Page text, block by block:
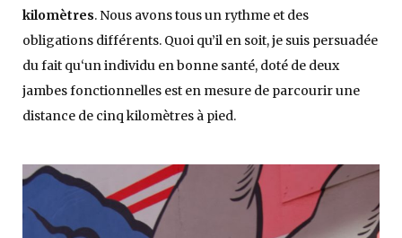
kilomètres. Nous avons tous un rythme et des
obligations différents. Quoi qu’il en soit, je suis persuadée
du fait qu‘un individu en bonne santé, doté de deux
jambes fonctionnelles est en mesure de parcourir une
distance de cinq kilomètres à pied.